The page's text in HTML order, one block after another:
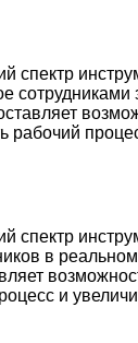
спектр
сотрудниками
рабочий
спектр
в
и